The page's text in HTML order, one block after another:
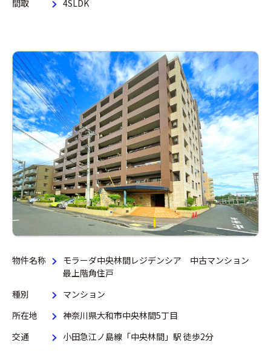
間取 4SLDK
物件名称
モラーダ中央林間レジデンシア 中古マンション
最上階角住戸
種別
マンション
所在地
神奈川県大和市中央林間5丁目
交通
小田急江ノ島線「中央林間」駅 徒歩2分